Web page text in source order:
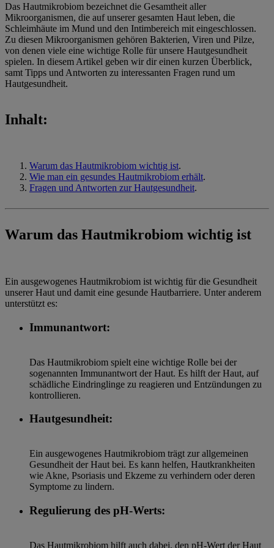
Das Hautmikrobiom bezeichnet die Gesamtheit aller
Mikroorganismen, die auf unserer gesamten Haut leben, die
Schleimhäute im Mund und den Intimbereich mit eingeschlossen.
Zu diesen Mikroorganismen gehören Bakterien, Viren und Pilze,
von denen viele eine wichtige Rolle für unsere Hautgesundheit
spielen. In diesem Artikel geben wir dir einen kurzen Überblick,
samt Tipps und Antworten zu interessanten Fragen rund um
Hautgesundheit.
Inhalt:
Warum das Hautmikrobiom wichtig ist.
Wie man ein gesundes Hautmikrobiom erhält.
Fragen und Antworten zur Hautgesundheit.
Warum das Hautmikrobiom wichtig ist
Ein ausgewogenes Hautmikrobiom ist wichtig für die Gesundheit
unserer Haut und damit eine gesunde Hautbarriere. Unter anderem
unterstützt es:
Immunantwort:
Das Hautmikrobiom spielt eine wichtige Rolle bei der
sogenannten Immunantwort der Haut. Es hilft der Haut, auf
schädliche Eindringlinge zu reagieren und Entzündungen zu
kontrollieren.
Hautgesundheit:
Ein ausgewogenes Hautmikrobiom trägt zur allgemeinen
Gesundheit der Haut bei. Es kann helfen, Hautkrankheiten
wie Akne, Psoriasis und Ekzeme zu verhindern oder deren
Symptome zu lindern.
Regulierung des pH-Werts:
Das Hautmikrobiom hilft auch dabei, den pH-Wert der Haut